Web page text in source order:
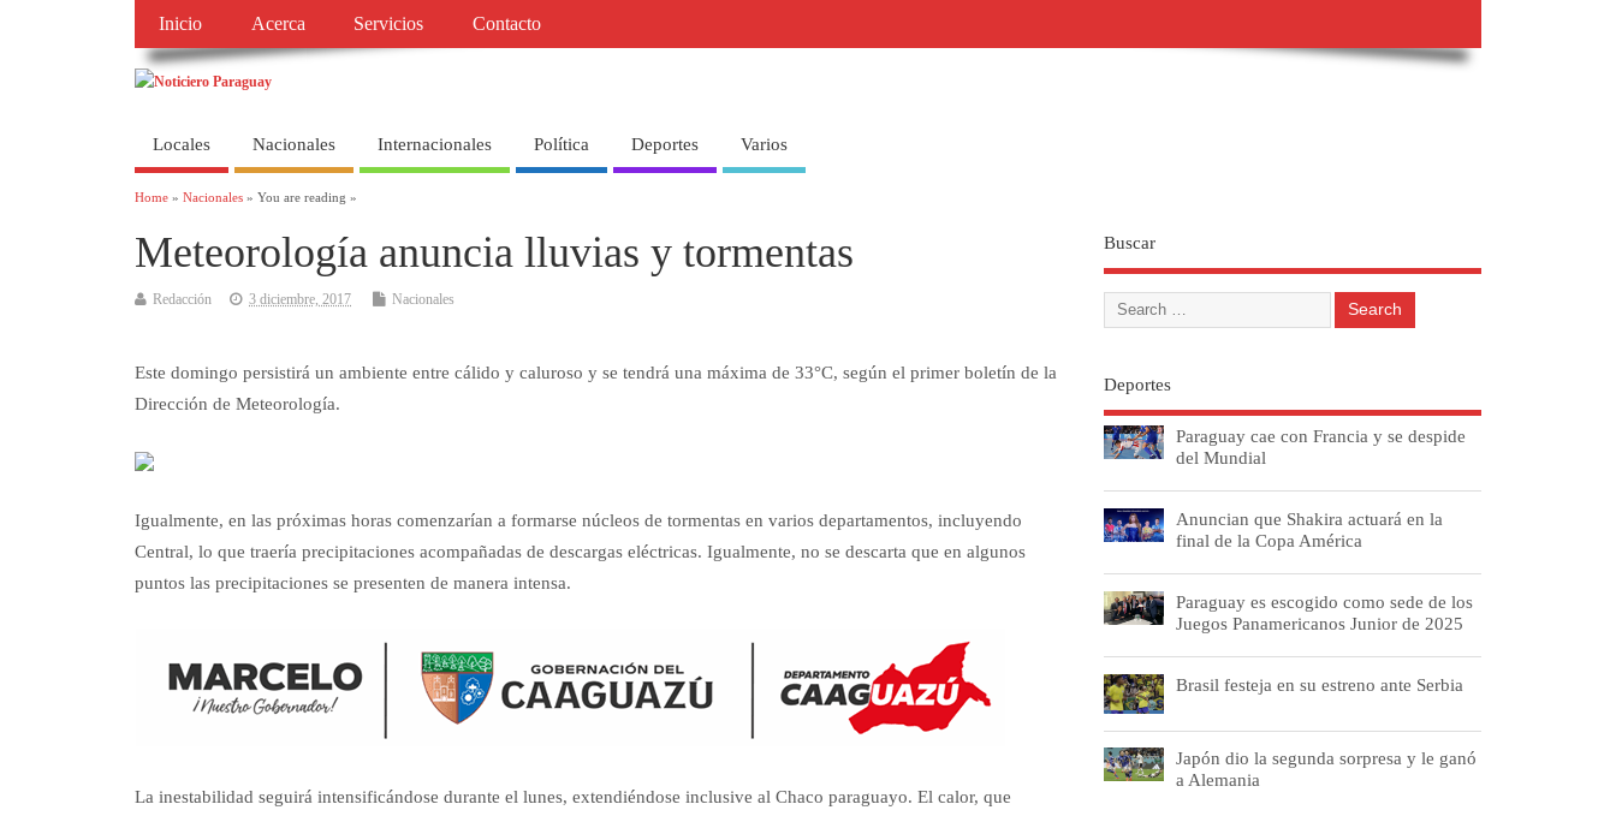
Inicio Acerca Servicios Contacto
Locales Nacionales Internacionales Política Deportes Varios
Home » Nacionales » You are reading »
Meteorología anuncia lluvias y tormentas
Redacción 3 diciembre, 2017 Nacionales
Este domingo persistirá un ambiente entre cálido y caluroso y se tendrá una máxima de 33°C, según el primer boletín de la
Dirección de Meteorología.
Igualmente, en las próximas horas comenzarían a formarse núcleos de tormentas en varios departamentos, incluyendo
Central, lo que traería precipitaciones acompañadas de descargas eléctricas. Igualmente, no se descarta que en algunos
puntos las precipitaciones se presenten de manera intensa.
La inestabilidad seguirá intensificándose durante el lunes, extendiéndose inclusive al Chaco paraguayo. El calor, que
Buscar
Deportes
Paraguay cae con Francia y se despide
del Mundial
Anuncian que Shakira actuará en la
final de la Copa América
Paraguay es escogido como sede de los
Juegos Panamericanos Junior de 2025
Brasil festeja en su estreno ante Serbia
Japón dio la segunda sorpresa y le ganó
a Alemania